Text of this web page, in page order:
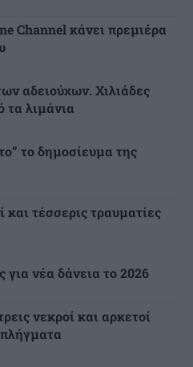
Channel κάνει πρεμιέρα
αδειούχων. Χιλιάδες
τα λιμάνια
το δημοσίευμα της
τέσσερις τραυματίες
για νέα δάνεια το 2026
νεκροί και αρκετοί